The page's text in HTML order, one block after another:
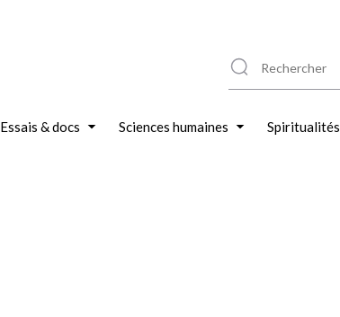
Essais & docs Sciences humaines Spiritualités